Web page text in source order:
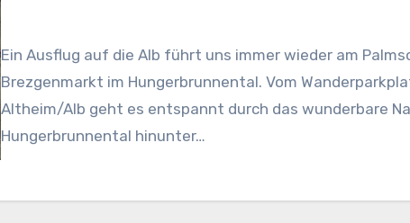
Ein Ausflug auf die Alb führt uns immer wieder am
Brezgenmarkt im Hungerbrunnental. Vom
Altheim/Alb geht es entspannt durch das wunderbare
Hungerbrunnental hinunter…